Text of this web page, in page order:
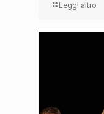
Leggi altro